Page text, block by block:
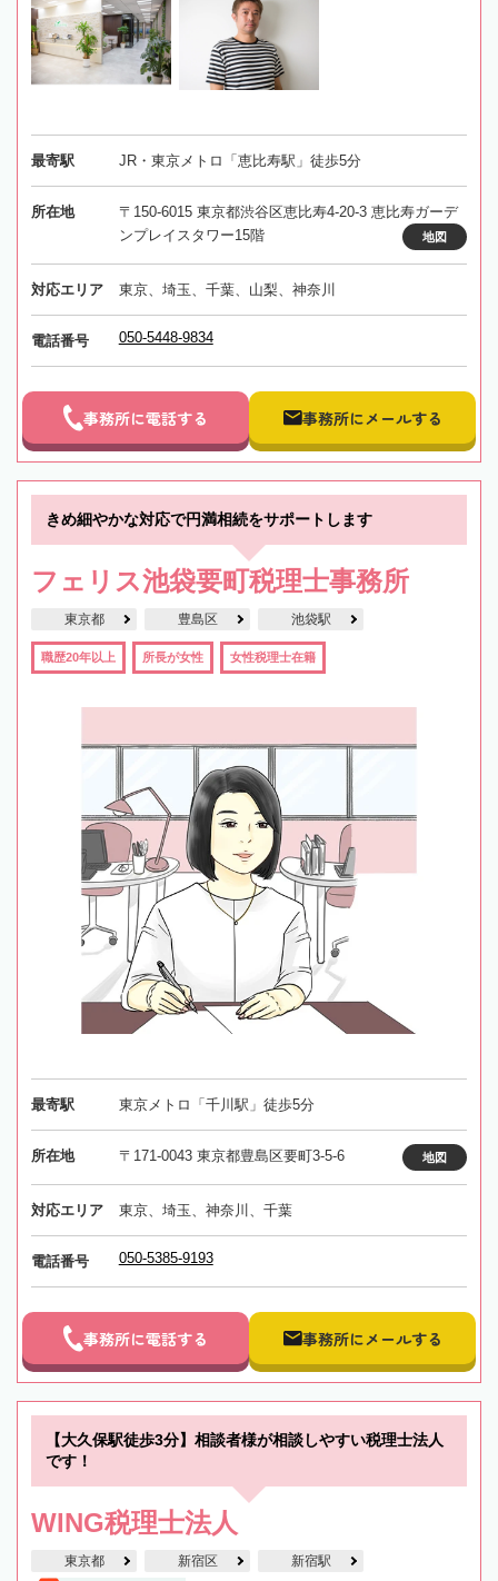
最寄駅 JR・東京メトロ「恵比寿駅」徒歩5分
所在地
〒150-6015 東京都渋谷区恵比寿4-20-3 恵比寿ガーデ
ンプレイスタワー15階
地図
対応エリア 東京、埼玉、千葉、山梨、神奈川
電話番号 050-5448-9834
事務所に電話する 事務所にメールする
きめ細やかな対応で円満相続をサポートします
フェリス池袋要町税理士事務所
東京都 豊島区 池袋駅
職歴20年以上 所長が女性 女性税理士在籍
最寄駅 東京メトロ「千川駅」徒歩5分
所在地 〒171-0043 東京都豊島区要町3-5-6 地図
対応エリア 東京、埼玉、神奈川、千葉
電話番号 050-5385-9193
事務所に電話する 事務所にメールする
【大久保駅徒歩3分】相談者様が相談しやすい税理士法人
です！
WING税理士法人
東京都 新宿区 新宿駅